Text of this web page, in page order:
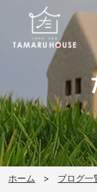
ホーム ブログ一